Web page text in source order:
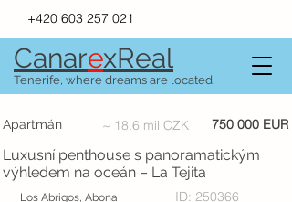
+420 603 257 021
CanarexReal
Tenerife, where dreams are located.
Apartmán ~ 18.6 mil CZK 750 000 EUR
Luxusní penthouse s panoramatickým
výhledem na oceán – La Tejita
Los Abrigos, Abona ID: 250366